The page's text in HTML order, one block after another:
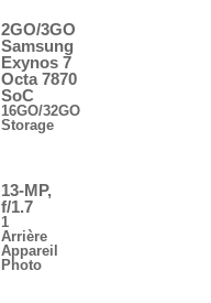
2GO/3GO
Samsung
Exynos 7
Octa 7870
SoC
16GO/32GO
Storage
13-MP,
f/1.7
1
Arrière
Appareil
Photo